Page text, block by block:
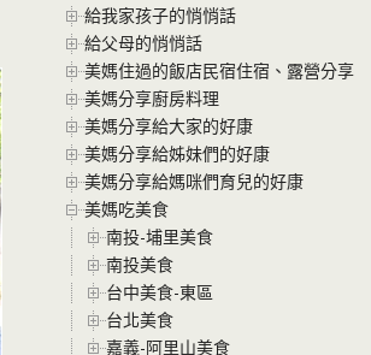
給我家孩子的悄悄話
給父母的悄悄話
美媽住過的飯店民宿住宿、露營分享
美媽分享廚房料理
美媽分享給大家的好康
美媽分享給姊妹們的好康
美媽分享給媽咪們育兒的好康
美媽吃美食
南投-埔里美食
南投美食
台中美食-東區
台北美食
嘉義-阿里山美食